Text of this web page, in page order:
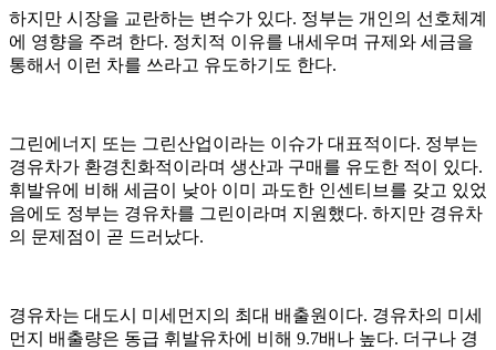
하지만 시장을 교란하는 변수가 있다. 정부는 개인의 선호체계
에 영향을 주려 한다. 정치적 이유를 내세우며 규제와 세금을
통해서 이런 차를 쓰라고 유도하기도 한다.
그린에너지 또는 그린산업이라는 이슈가 대표적이다. 정부는
경유차가 환경친화적이라며 생산과 구매를 유도한 적이 있다.
휘발유에 비해 세금이 낮아 이미 과도한 인센티브를 갖고 있었
음에도 정부는 경유차를 그린이라며 지원했다. 하지만 경유차
의 문제점이 곧 드러났다.
경유차는 대도시 미세먼지의 최대 배출원이다. 경유차의 미세
먼지 배출량은 동급 휘발유차에 비해 9.7배나 높다. 더구나 경